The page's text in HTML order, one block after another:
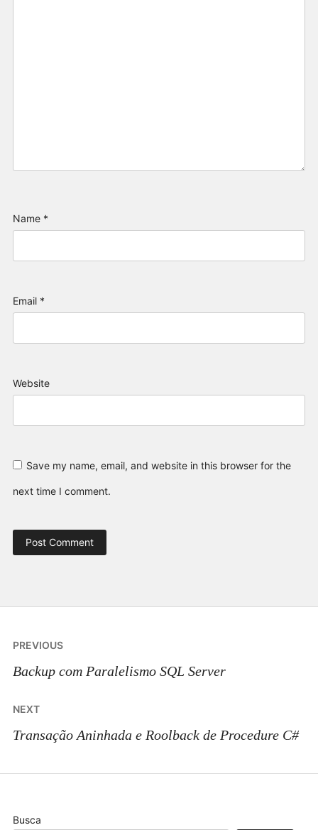
Name *
Email *
Website
Save my name, email, and website in this browser for the
next time I comment.
Post
navigation
PREVIOUS
Backup com Paralelismo SQL Server
NEXT
Transação Aninhada e Roolback de Procedure C#
Busca